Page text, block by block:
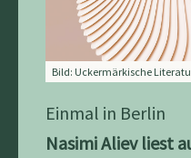
Bild: Uckermärkische
Einmal in Berlin
Nasimi Aliev liest